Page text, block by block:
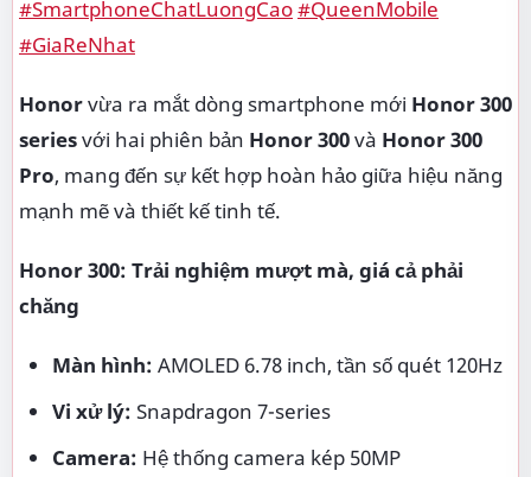
#SmartphoneChatLuongCao#QueenMobile
#GiaReNhat
Honorvừa ra mắt dòng smartphone mới Honor 300
seriesvới hai phiên bản Honor 300và Honor 300
Pro, mang đến sự kết hợp hoàn hảo giữa hiệu năng
mạnh mẽ và thiết kế tinh tế.
Honor 300: Trải nghiệm mượt mà, giá cả phải
chăng
Màn hình: AMOLED 6.78 inch, tần số quét 120Hz
Vi xử lý: Snapdragon 7-series
Camera: Hệ thống camera kép 50MP